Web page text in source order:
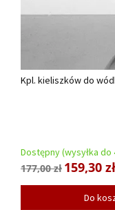
Kpl. kieliszków do
Dostępny (wysyłka do
177,00 zł 159,30 zł
Do